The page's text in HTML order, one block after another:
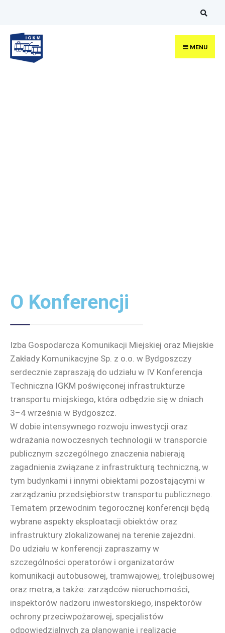
MENU
O Konferencji
Izba Gospodarcza Komunikacji Miejskiej oraz Miejskie
Zakłady Komunikacyjne Sp. z o.o. w Bydgoszczy
serdecznie zapraszają do udziału w IV Konferencja
Techniczna IGKM poświęconej infrastrukturze
transportu miejskiego, która odbędzie się w dniach
3–4 września w Bydgoszcz.
W dobie intensywnego rozwoju inwestycji oraz
wdrażania nowoczesnych technologii w transporcie
publicznym szczególnego znaczenia nabierają
zagadnienia związane z infrastrukturą techniczną, w
tym budynkami i innymi obiektami pozostającymi w
zarządzaniu przedsiębiorstw transportu publicznego.
Tematem przewodnim tegorocznej konferencji będą
wybrane aspekty eksploatacji obiektów oraz
infrastruktury zlokalizowanej na terenie zajezdni.
Do udziału w konferencji zapraszamy w
szczególności operatorów i organizatorów
komunikacji autobusowej, tramwajowej, trolejbusowej
oraz metra, a także: zarządców nieruchomości,
inspektorów nadzoru inwestorskiego, inspektorów
ochrony przeciwpożarowej, specjalistów
odpowiedzialnych za planowanie i realizację